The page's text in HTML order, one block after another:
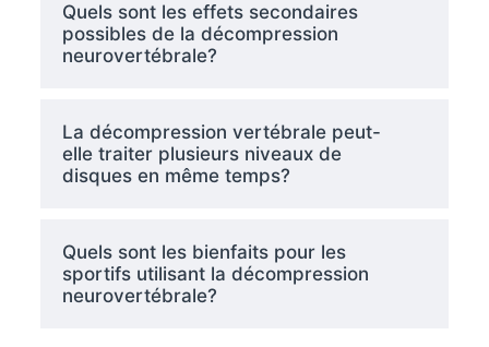
Quels sont les effets secondaires
possibles de la décompression
neurovertébrale?
La décompression vertébrale peut-
elle traiter plusieurs niveaux de
disques en même temps?
Quels sont les bienfaits pour les
sportifs utilisant la décompression
neurovertébrale?